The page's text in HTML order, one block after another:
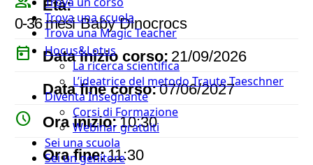
Trova una scuola
Trova una Magic Teacher
Hocus&Lotus
La ricerca scientifica
L’ideatrice del metodo Traute Taeschner
Diventa Insegnante
Corsi di Formazione
Webinar gratuiti
Sei una scuola
Sei un genitore
Età:
0-36 mesi Baby Dinocrocs
today Data inizio corso: 21/09/2026
Data fine corso:07/06/2027
watch_later Ora inizio:10:30
Ora fine:11:30